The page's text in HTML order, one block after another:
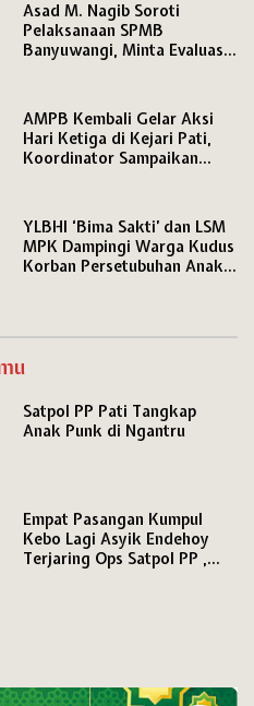
Asad M. Nagib Soroti
Pelaksanaan SPMB
Banyuwangi, Minta Evaluasi
AMPB Kembali Gelar Aksi
Hari Ketiga di Kejari Pati,
Koordinator Sampaikan
YLBHI ‘Bima Sakti’ dan LSM
MPK Dampingi Warga Kudus
Korban Persetubuhan Anak
Satpol PP Pati Tangkap
Anak Punk di Ngantru
Empat Pasangan Kumpul
Kebo Lagi Asyik Endehoy
Terjaring Ops Satpol PP ,